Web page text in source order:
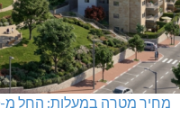
מחיר מטרה במעלות: החל מ-728,000 ₪